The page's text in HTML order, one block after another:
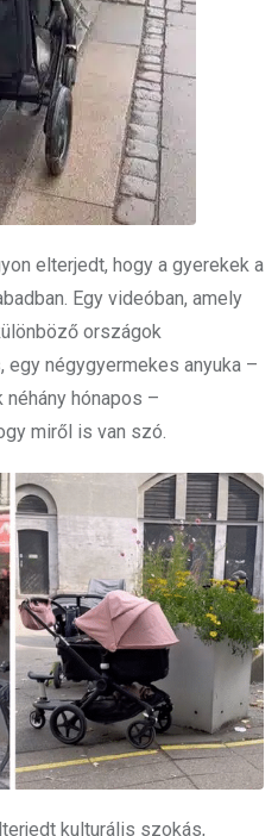
elterjedt, hogy a gyerekek a
Egy videóban, amely
országok
négygyermekes anyuka –
hónapos –
miről is van szó.
kulturális szokás,